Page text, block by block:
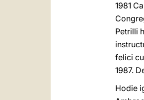
1981
Petrilli
felici
1987.
Hodie